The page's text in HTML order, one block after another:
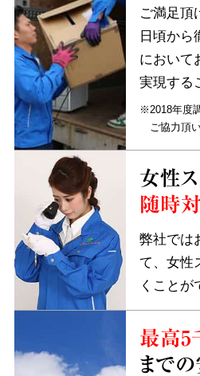
ご満足頂
日頃から
において
実現する
※2018年度
ご協力頂
女性ス
随時
弊社では
て、女性
くことが
最高5
まで